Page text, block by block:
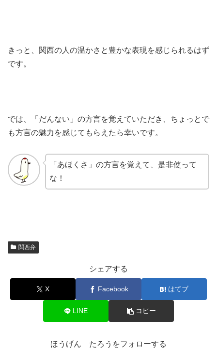
きっと、関西の人の温かさと豊かな表現を感じられるはず
です。
では、「だんない」の方言を覚えていただき、ちょっとで
も方言の魅力を感じてもらえたら幸いです。
「あほくさ」の方言を覚えて、是非使って
な！
関西弁
シェアする
X Facebook はてブ
LINE コピー
ほうげん たろうをフォローする